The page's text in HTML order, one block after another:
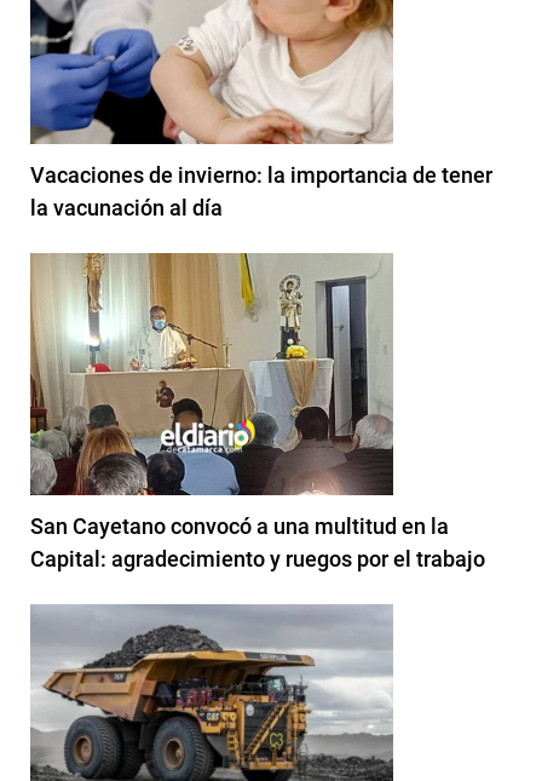
Vacaciones de invierno: la importancia de tener
la vacunación al día
San Cayetano convocó a una multitud en la
Capital: agradecimiento y ruegos por el trabajo